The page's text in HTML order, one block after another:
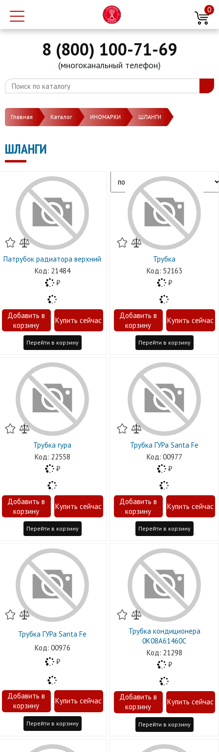
0
8 (800) 100-71-69
(многоканальный телефон)
Главная Каталог ИНОМАРКИ ШЛАНГИ
ШЛАНГИ
Патрубок радиатора верхний
21484
Перейти в корзину
Трубка
52163
Перейти в корзину
Трубка гура
22558
Перейти в корзину
Трубка ГУРа Santa Fe
00977
Перейти в корзину
Трубка ГУРа Santa Fe
00976
Перейти в корзину
Трубка кондиционера
0K08A61460C
21298
Перейти в корзину